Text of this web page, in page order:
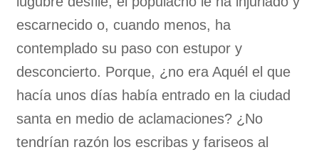
escarnecido o, cuando menos, ha
contemplado su paso con estupor y
desconcierto. Porque, ¿no era Aquél el que
hacía unos días había entrado en la ciudad
santa en medio de aclamaciones? ¿No
tendrían razón los escribas y fariseos al